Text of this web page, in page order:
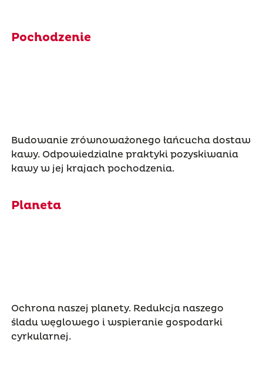
Pochodzenie
Budowanie zrównoważonego łańcucha dostaw
kawy. Odpowiedzialne praktyki pozyskiwania
kawy w jej krajach pochodzenia.
Planeta
Ochrona naszej planety. Redukcja naszego
śladu węglowego i wspieranie gospodarki
cyrkularnej.